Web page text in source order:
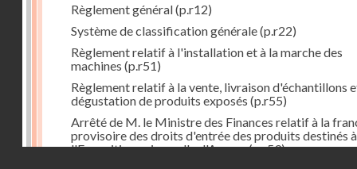
Règlement général(p.r12)
Système de classification générale(p.r22)
Règlement relatif à l'installation et à la marche des
machines (p.r51)
Règlement relatif à la vente, livraison d'échantillons
dégustation de produits exposés (p.r55)
Arrêté de M. le Ministre des Finances relatif à la
provisoire des droits d'entrée des produits destinés à
l'Exposition universelle d'Anvers(p.r59)